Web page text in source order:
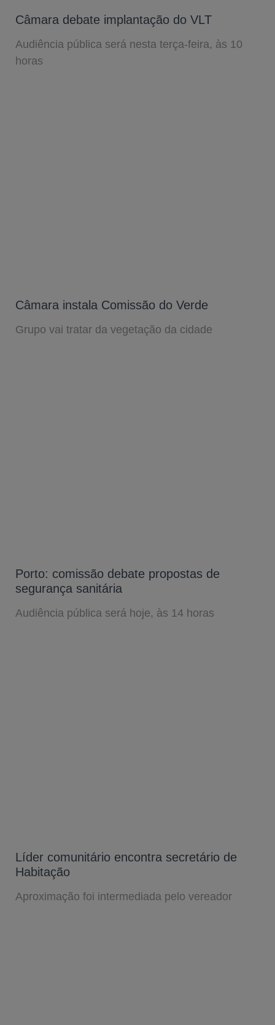
Câmara debate implantação do VLT
Audiência pública será nesta terça-feira, às 10
horas
Câmara instala Comissão do Verde
Grupo vai tratar da vegetação da cidade
Porto: comissão debate propostas de
segurança sanitária
Audiência pública será hoje, às 14 horas
Líder comunitário encontra secretário de
Habitação
Aproximação foi intermediada pelo vereador